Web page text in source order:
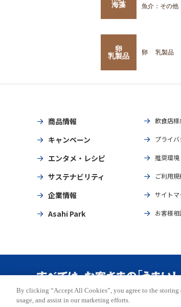
海藻
魚介：その他
卵
乳製品
卵 乳製品
商品情報
キャンペーン
エンタメ・レシピ
サステナビリティ
企業情報
Asahi Park
飲食店様
プライ
推奨環境
ご利用
サイトマ
お客様相
Copyright © ASAHI BREWERIES, LTD. All rights
By clicking “Accept All Cookies”, you agree to the
usage, and assist in our marketing efforts.